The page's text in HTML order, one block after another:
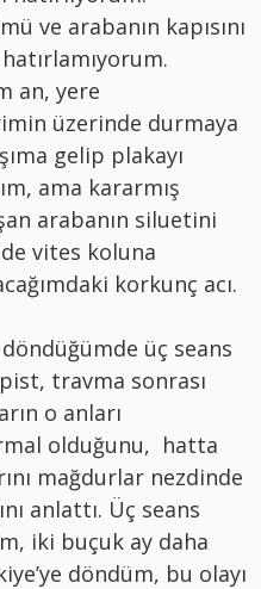
ve arabanın kapısını
an, yere
üzerinde durmaya
gelip plakayı
ama kararmış
arabanın siluetini
vites koluna
korkunç acı.
üç seans
travma sonrası
o anları
olduğunu, hatta
mağdurlar nezdinde
anlattı. Üç seans
iki buçuk ay daha
döndüm, bu olayı